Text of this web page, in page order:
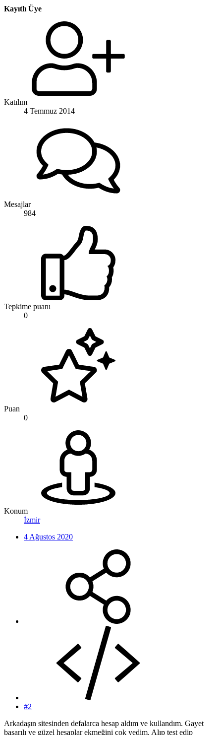
Kayıtlı Üye
Katılım
4 Temmuz 2014
Mesajlar
984
Tepkime puanı
0
Puan
0
Konum
İzmir
4 Ağustos 2020
#2
Arkadaşın sitesinden defalarca hesap aldım ve kullandım. Gayet
başarılı ve güzel hesaplar ekmeğini çok yedim. Alıp test edip